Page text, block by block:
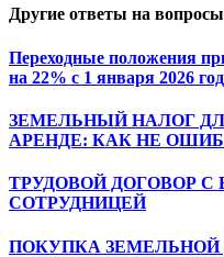
Другие ответы на вопросы
Переходные положения
на 22% с 1 января 2026
ЗЕМЕЛЬНЫЙ НАЛОГ
АРЕНДЕ: КАК НЕ
ТРУДОВОЙ ДОГОВОР С
СОТРУДНИЦЕЙ
ПОКУПКА